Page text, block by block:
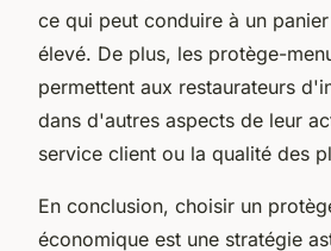
ce qui peut conduire à un
élevé. De plus, les protège-
permettent aux restaurateurs
dans d'autres aspects de leur
service client ou la qualité des
En conclusion, choisir un
économique est une stratégie